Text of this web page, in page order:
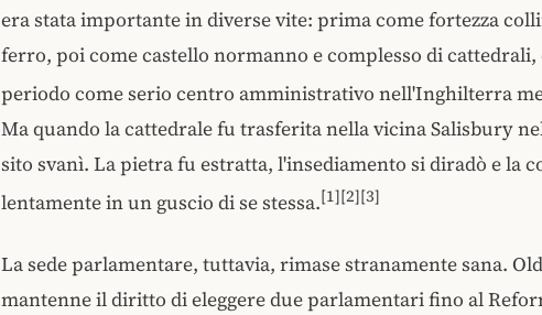
era stata importante in diverse vite: prima come fortezza
ferro, poi come castello normanno e complesso di
periodo come serio centro amministrativo nell'Inghilterra
Ma quando la cattedrale fu trasferita nella vicina Salisbury
sito svanì. La pietra fu estratta, l'insediamento si diradò e la
lentamente in un guscio di se stessa.[1][2][3]
La sede parlamentare, tuttavia, rimase stranamente sana.
mantenne il diritto di eleggere due parlamentari fino al